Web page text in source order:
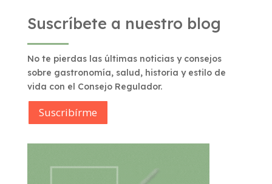
Suscríbete a nuestro blog
No te pierdas las últimas noticias y consejos
sobre gastronomía, salud, historia y estilo de
vida con el Consejo Regulador.
Suscribírme